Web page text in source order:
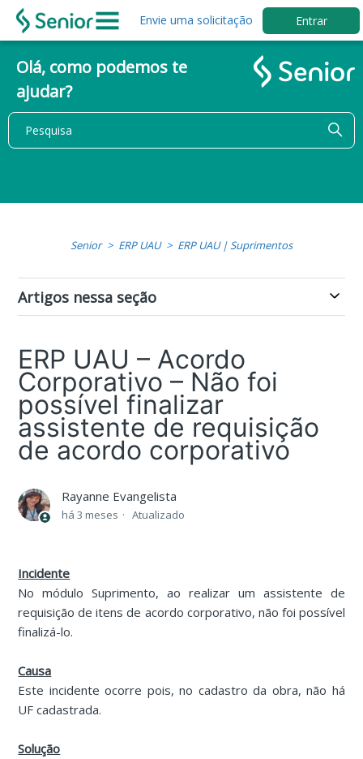
Envie uma solicitação Entrar
Olá, como podemos te
ajudar?
Senior ERP UAU ERP UAU | Suprimentos
Artigos nessa seção
ERP UAU – Acordo
Corporativo – Não foi
possível finalizar
assistente de requisição
de acordo corporativo
Rayanne Evangelista
há 3 meses Atualizado
Incidente
No módulo Suprimento, ao realizar um assistente de
requisição de itens de acordo corporativo, não foi possível
finalizá-lo.
Causa
Este incidente ocorre pois, no cadastro da obra, não há
UF cadastrada.
Solução